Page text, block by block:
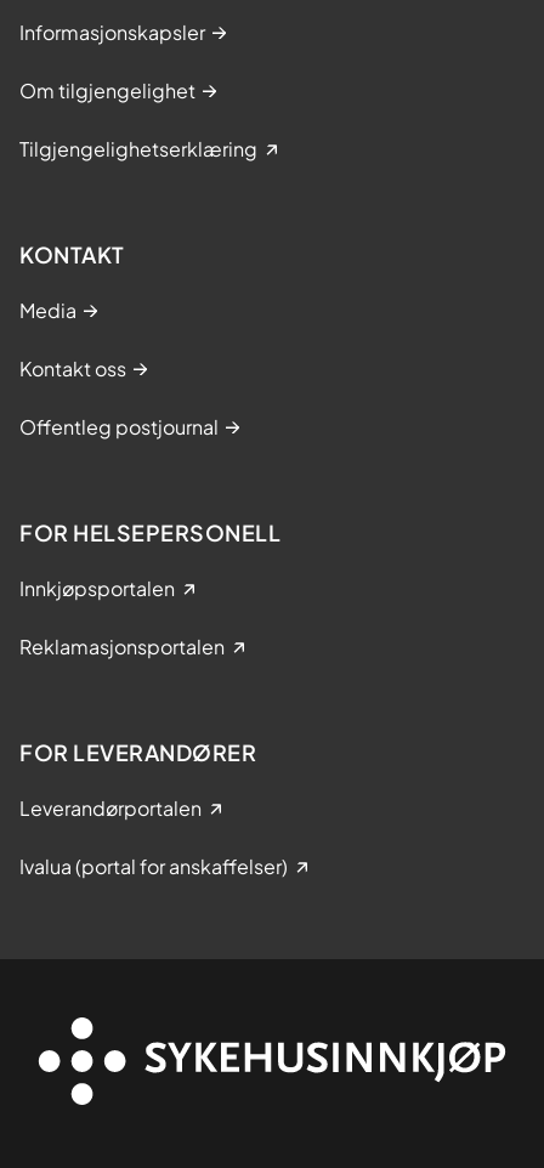
Informasjonskapsler
Om tilgjengelighet
Tilgjengelighetserklæring
KONTAKT
Media
Kontakt oss
Offentleg postjournal
FOR HELSEPERSONELL
Innkjøpsportalen
Reklamasjonsportalen
FOR LEVERANDØRER
Leverandørportalen
Ivalua (portal for anskaffelser)